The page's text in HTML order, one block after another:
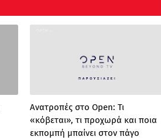
Ανατροπές στο Open: Τι
«κόβεται», τι προχωρά και ποια
εκπομπή μπαίνει στον πάγο